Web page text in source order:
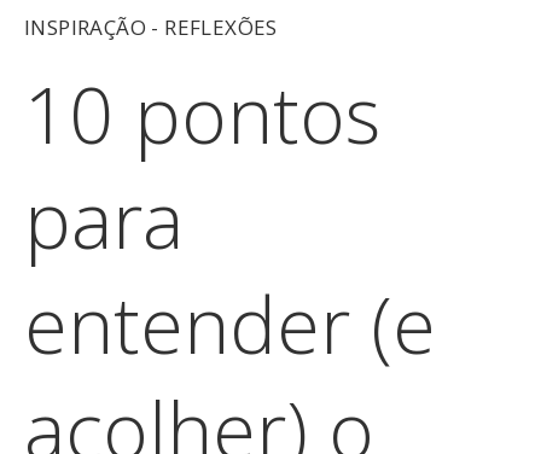
INSPIRAÇÃO - REFLEXÕES
10 pontos
para
entender (e
acolher) o